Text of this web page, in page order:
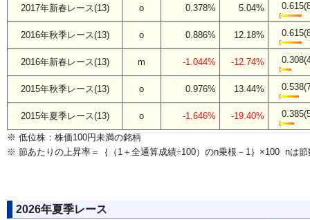
2017年新春レース(13) o 0.378% 5.04%
2016年秋季レース(13) o 0.886% 12.18%
2016年新春レース(13) m -1.044% -12.74%
2015年秋季レース(13) o 0.976% 13.44%
2015年夏季レース(13) o -1.646% -19.40%
※ 低位株：株価100円未満の銘柄
※ 節あたりの上昇率＝｛（1＋全通算成績÷100）のn乗根－1｝×100 nは節
2026年夏季レース